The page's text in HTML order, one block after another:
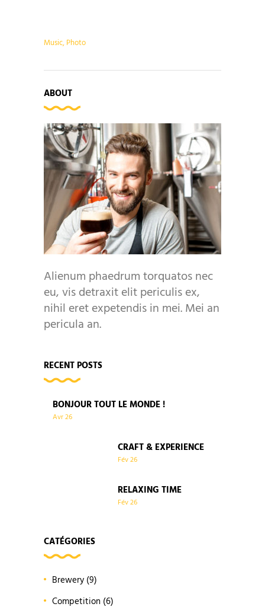
Music,Photo
ABOUT
Alienum phaedrum torquatos nec
eu, vis detraxit elit periculis ex,
nihil eret expetendis in mei. Mei an
pericula an.
RECENT POSTS
BONJOUR TOUT LE MONDE !
Avr26
CRAFT & EXPERIENCE
Fév26
RELAXING TIME
Fév26
CATÉGORIES
Brewery (9)
Competition (6)